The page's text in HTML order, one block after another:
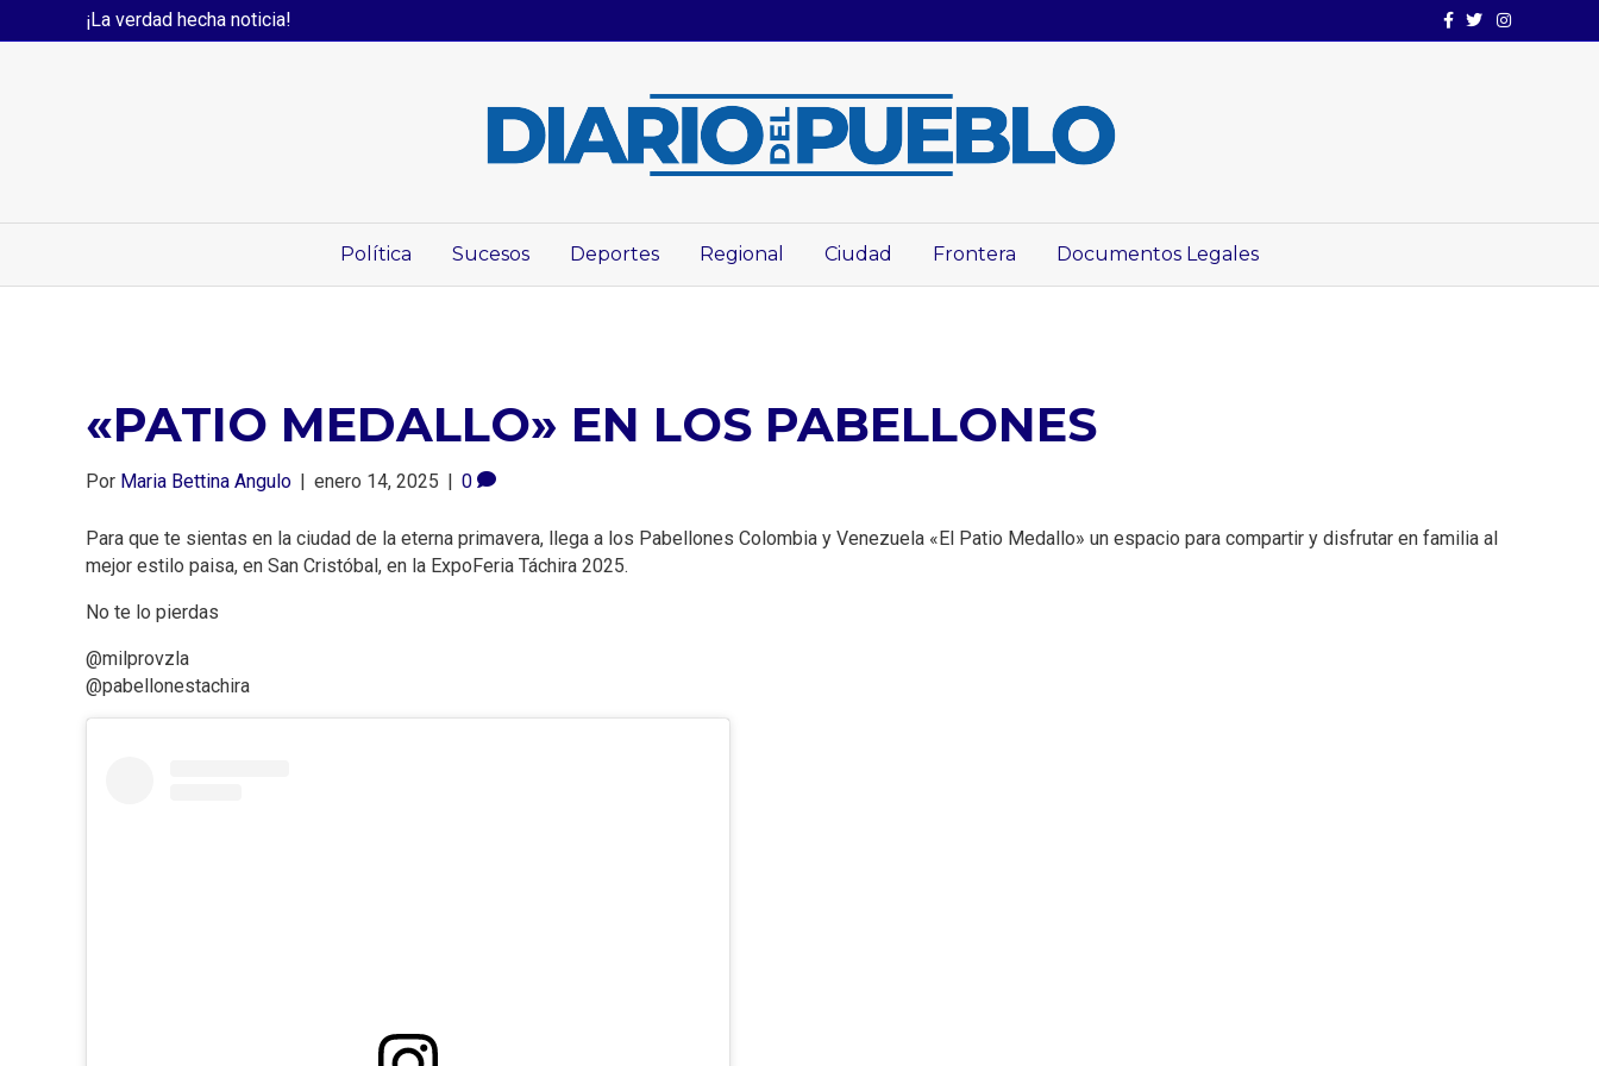
¡La verdad hecha noticia! Facebook
TwitterInstagram
Política Sucesos Deportes Regional Ciudad Frontera Documentos Legales
«PATIO MEDALLO» EN LOS PABELLONES
Por Maria Bettina Angulo | enero 14, 2025 | 0
Para que te sientas en la ciudad de la eterna primavera, llega a los Pabellones Colombia y Venezuela «El Patio Medallo» un espacio para compartir y disfrutar en familia al
mejor estilo paisa, en San Cristóbal, en la ExpoFeria Táchira 2025.
No te lo pierdas
@milprovzla
@pabellonestachira